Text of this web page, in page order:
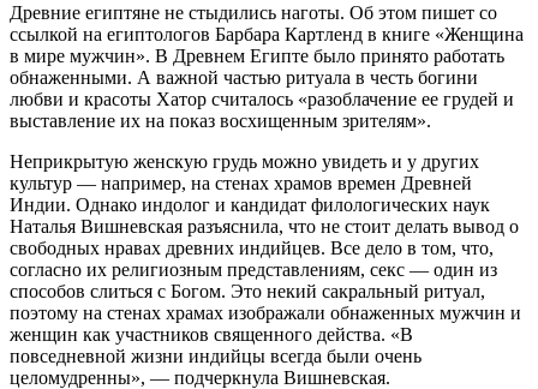
Древние египтяне не стыдились наготы. Об этом пишет со
ссылкой на египтологов Барбара Картленд в книге «Женщина
в мире мужчин». В Древнем Египте было принято работать
обнаженными. А важной частью ритуала в честь богини
любви и красоты Хатор считалось «разоблачение ее грудей и
выставление их на показ восхищенным зрителям».
Неприкрытую женскую грудь можно увидеть и у других
культур — например, на стенах храмов времен Древней
Индии. Однако индолог и кандидат филологических наук
Наталья Вишневская разъяснила, что не стоит делать вывод о
свободных нравах древних индийцев. Все дело в том, что,
согласно их религиозным представлениям, секс — один из
способов слиться с Богом. Это некий сакральный ритуал,
поэтому на стенах храмах изображали обнаженных мужчин и
женщин как участников священного действа. «В
повседневной жизни индийцы всегда были очень
целомудренны», — подчеркнула Вишневская.